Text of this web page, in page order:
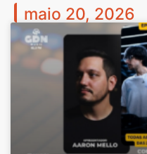
maio 20, 2026